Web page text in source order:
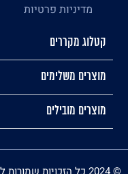
מדיניות פרטיות
קטלוג מקררים
מוצרים משלימים
מוצרים מובילים